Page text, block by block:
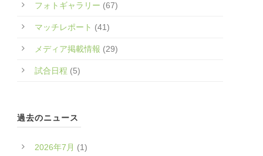
フォトギャラリー (67)
マッチレポート (41)
メディア掲載情報 (29)
試合日程 (5)
過去のニュース
2026年7月 (1)